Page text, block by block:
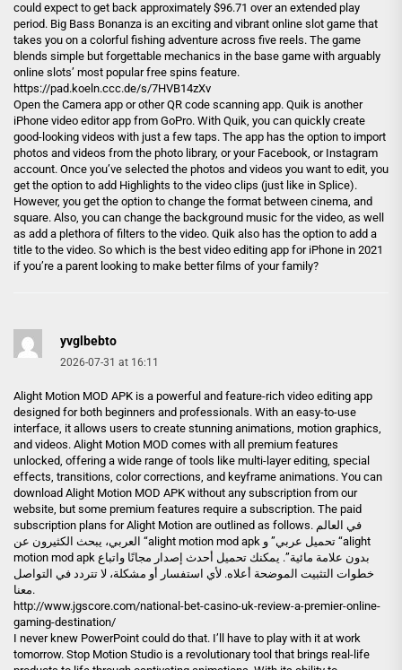
could expect to get back approximately $96.71 over an extended play
period. Big Bass Bonanza is an exciting and vibrant online slot game that
takes you on a colorful fishing adventure across five reels. The game
blends simple but forgettable mechanics in the base game with arguably
online slots’ most popular free spins feature.
https://pad.koeln.ccc.de/s/7HVB14zXv
Open the Camera app or other QR code scanning app. Quik is another
iPhone video editor app from GoPro. With Quik, you can quickly create
good-looking videos with just a few taps. The app has the option to import
photos and videos from the photo library, or your Facebook, or Instagram
account. Once you’ve selected the photos and videos you want to edit, you
get the option to add Highlights to the video clips (just like in Splice).
However, you get the option to change the format between cinema, and
square. Also, you can change the background music for the video, as well
as add a plethora of filters to the video. Quik also has the option to add a
title to the video. So which is the best video editing app for iPhone in 2021
if you’re a parent looking to make better films of your family?
yvglbebto
2026-07-31 at 16:11
Alight Motion MOD APK is a powerful and feature-rich video editing app
designed for both beginners and professionals. With an easy-to-use
interface, it allows users to create stunning animations, motion graphics,
and videos. Alight Motion MOD comes with all premium features
unlocked, offering a wide range of tools like multi-layer editing, special
effects, transitions, color corrections, and keyframe animations. You can
download Alight Motion MOD APK without any subscription from our
website, but some premium features require a subscription. The paid
subscription plans for Alight Motion are outlined as follows. في العالم
العربي، يبحث الكثيرون عن “alight motion mod apk تحميل عربي” و “alight
motion mod apk بدون علامة مائية”. يمكنك تحميل أحدث إصدار مجانًا واتباع
خطوات التثبيت الموضحة أعلاه. لأي استفسار أو مشكلة، لا تتردد في التواصل
معنا.
http://www.jgscore.com/national-bet-casino-uk-review-a-premier-online-
gaming-destination/
I never knew PowerPoint could do that. I’ll have to play with it at work
tomorrow. Stop Motion Studio is a revolutionary tool that brings real-life